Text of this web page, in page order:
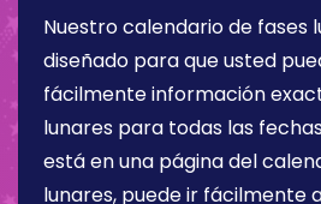
Nuestro calendario de fases
diseñado para que usted
fácilmente información
lunares para todas las
está en una página del
lunares, puede ir fácilmente